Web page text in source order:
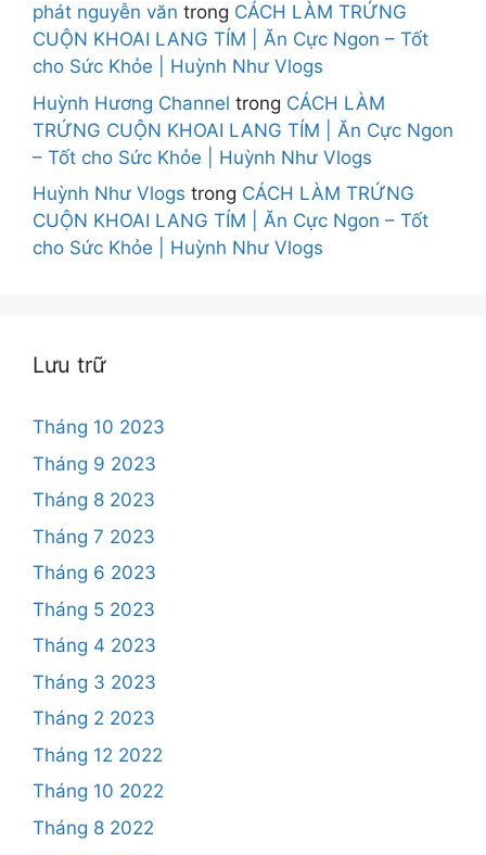
phát nguyễn văn trong CÁCH LÀM TRỨNG
CUỘN KHOAI LANG TÍM | Ăn Cực Ngon – Tốt
cho Sức Khỏe | Huỳnh Như Vlogs
Huỳnh Hương Channel trong CÁCH LÀM
TRỨNG CUỘN KHOAI LANG TÍM | Ăn Cực Ngon
– Tốt cho Sức Khỏe | Huỳnh Như Vlogs
Huỳnh Như Vlogs trong CÁCH LÀM TRỨNG
CUỘN KHOAI LANG TÍM | Ăn Cực Ngon – Tốt
cho Sức Khỏe | Huỳnh Như Vlogs
Lưu trữ
Tháng 10 2023
Tháng 9 2023
Tháng 8 2023
Tháng 7 2023
Tháng 6 2023
Tháng 5 2023
Tháng 4 2023
Tháng 3 2023
Tháng 2 2023
Tháng 12 2022
Tháng 10 2022
Tháng 8 2022